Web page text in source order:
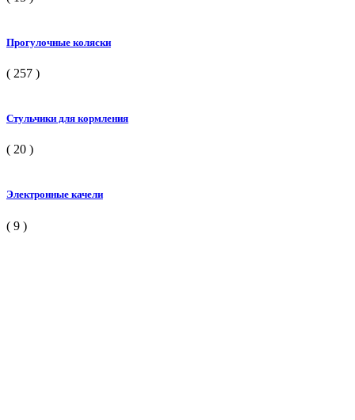
Прогулочные коляски
( 257 )
Стульчики для кормления
( 20 )
Электронные качели
( 9 )